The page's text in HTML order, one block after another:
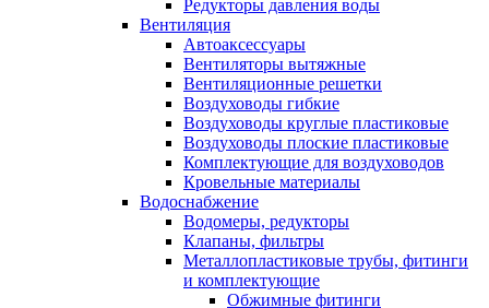
Редукторы давления воды
Вентиляция
Автоаксессуары
Вентиляторы вытяжные
Вентиляционные решетки
Воздуховоды гибкие
Воздуховоды круглые пластиковые
Воздуховоды плоские пластиковые
Комплектующие для воздуховодов
Кровельные материалы
Водоснабжение
Водомеры, редукторы
Клапаны, фильтры
Металлопластиковые трубы, фитинги
и комплектующие
Обжимные фитинги